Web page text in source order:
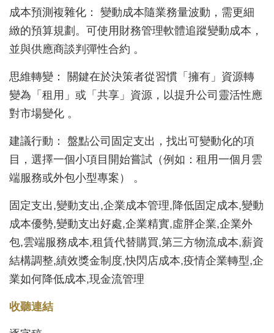
成本預測複雜化： 變動成本隨業務量波動，需更細
緻的預算規劃。可使用財務管理軟體追蹤變動成本，
並與供應商談判彈性合約 。
思維轉變： 關鍵在於決策者從習慣「擁有」資源轉
變為「租用」或「共享」資源，以提升公司靈活性應
對市場變化 。
建議行動： 盤點公司固定支出，找出可變動化的項
目，選擇一個小項目開始嘗試（例如：租用一個月雲
端服務或外包小型專案） 。
固定支出,變動支出,企業成本管理,降低固定成本,變動
成本優勢,變動支出好處,企業精實,虛胖企業,企業外
包,雲端服務成本,租賃代替購買,第三方物流成本,薪資
結構調整,績效獎金制度,快閃店成本,疫情企業轉型,企
業如何降低成本,現金流管理
收聽連結